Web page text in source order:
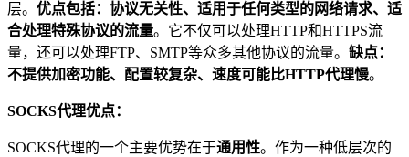
层。 优点包括：协议无关性、适用于任何类型的网络请求、适
合处理特殊协议的流量。它不仅可以处理HTTP和HTTPS流
量，还可以处理FTP、SMTP等众多其他协议的流量。 缺点：
不提供加密功能、配置较复杂、速度可能比HTTP代理慢。
SOCKS代理优点：
SOCKS代理的一个主要优势在于通用性。作为一种低层次的